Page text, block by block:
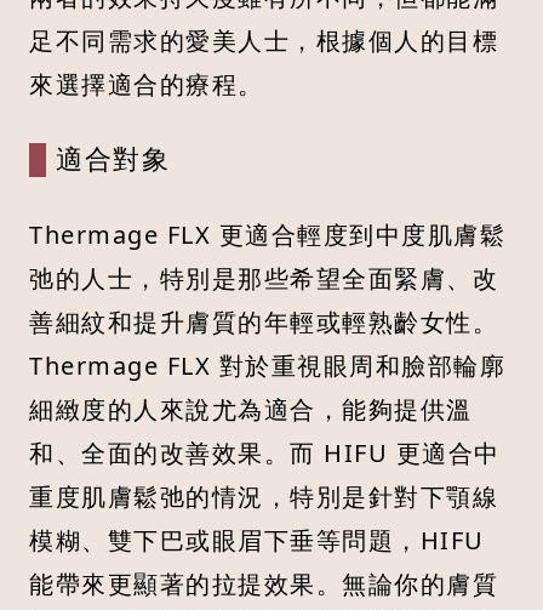
足不同需求的愛美人士，根據個人的目標
來選擇適合的療程。
適合對象
Thermage FLX 更適合輕度到中度肌膚鬆
弛的人士，特別是那些希望全面緊膚、改
善細紋和提升膚質的年輕或輕熟齡女性。
Thermage FLX 對於重視眼周和臉部輪廓
細緻度的人來說尤為適合，能夠提供溫
和、全面的改善效果。而 HIFU 更適合中
重度肌膚鬆弛的情況，特別是針對下顎線
模糊、雙下巴或眼眉下垂等問題，HIFU
能帶來更顯著的拉提效果。無論你的膚質